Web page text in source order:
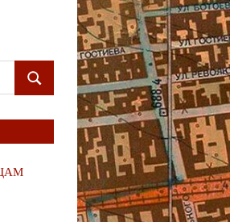
ПОИСК